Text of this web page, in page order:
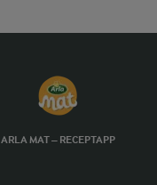
ARLA MAT – RECEPTAPP